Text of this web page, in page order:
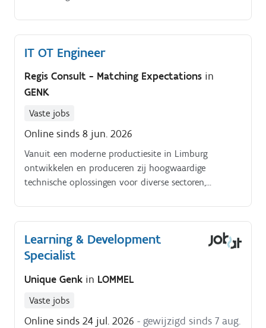
ontwikkeling van competenties binnen de
organisatie.
IT OT Engineer
Regis Consult - Matching Expectations in
GENK
Vaste jobs
Online sinds 8 jun. 2026
Vanuit een moderne productiesite in Limburg
ontwikkelen en produceren zij hoogwaardige
technische oplossingen voor diverse sectoren,
duurzaamheid en continue verbetering staan
centraal binnen de organisatie Om de verdere
digitalisering en optimalisatie van de
naar een enthousiaste OT Engineer Jouw
verantwoordelijkheden.
Learning & Development
Specialist
Unique Genk in LOMMEL
Vaste jobs
Online sinds 24 jul. 2026 - gewijzigd sinds 7 aug.